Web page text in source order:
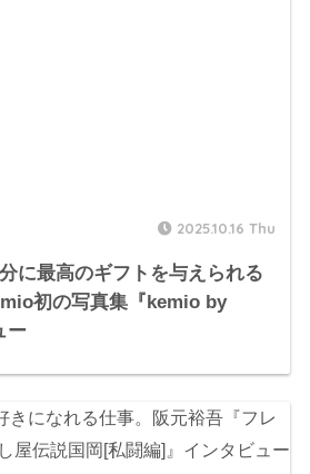
2025.10.16 Thu
に最高のギフトを与えられる
初の写真集『kemio by
ー